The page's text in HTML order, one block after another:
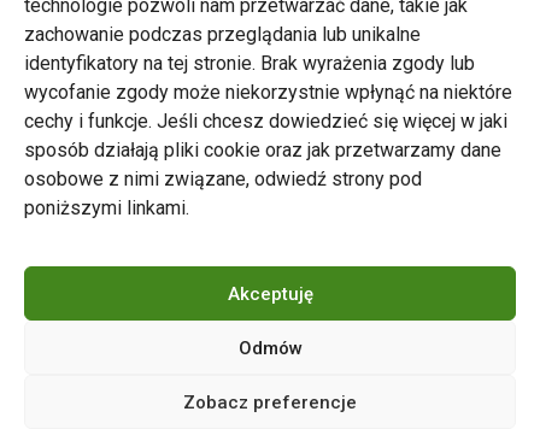
technologie pozwoli nam przetwarzać dane, takie jak
zachowanie podczas przeglądania lub unikalne
identyfikatory na tej stronie. Brak wyrażenia zgody lub
wycofanie zgody może niekorzystnie wpłynąć na niektóre
cechy i funkcje. Jeśli chcesz dowiedzieć się więcej w jaki
sposób działają pliki cookie oraz jak przetwarzamy dane
osobowe z nimi związane, odwiedź strony pod
poniższymi linkami.
Akceptuję
Odmów
Zobacz preferencje
Zarząd Transportu Miejskiego w Poznaniu
Napisz do nas
tel. 61 646 33 44
ul. Matejki 59, 60-770 Poznań
zastrzeżone.